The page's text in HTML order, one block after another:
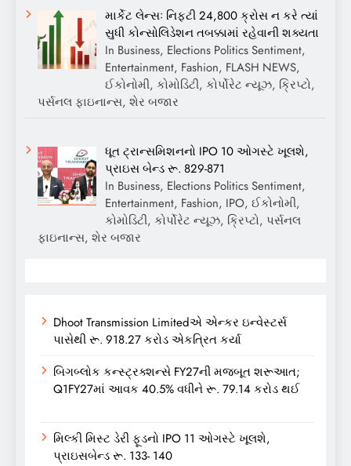
માર્કેટ લેન્સઃ નિફ્ટી 24,800 ક્રોસ ન કરે ત્યાં
સુધી કોન્સોલિડેશન તબક્કામાં રહેવાની શક્યતા
In Business, Elections Politics Sentiment,
Entertainment, Fashion, FLASH NEWS,
ઈકોનોમી, કોમોડિટી, કોર્પોરેટ ન્યૂઝ, ક્રિપ્ટો,
પર્સનલ ફાઇનાન્સ, શેર બજાર
ધૂત ટ્રાન્સમિશનનો IPO 10 ઓગસ્ટે ખૂલશે,
પ્રાઇસ બેન્ડ રૂ. 829-871
In Business, Elections Politics Sentiment,
Entertainment, Fashion, IPO, ઈકોનોમી,
કોમોડિટી, કોર્પોરેટ ન્યૂઝ, ક્રિપ્ટો, પર્સનલ
ફાઇનાન્સ, શેર બજાર
Dhoot Transmission Limitedએ એન્કર ઇન્વેસ્ટર્સ
પાસેથી રૂ. 918.27 કરોડ એકત્રિત કર્યા
બિગબ્લોક કન્સ્ટ્રક્શન્સે FY27ની મજબૂત શરૂઆત;
Q1FY27માં આવક 40.5% વધીને રૂ. 79.14 કરોડ થઈ
મિલ્કી મિસ્ટ ડેરી ફૂડનો IPO 11 ઓગસ્ટે ખૂલશે,
પ્રાઇસબેન્ડ રૂ. 133- 140